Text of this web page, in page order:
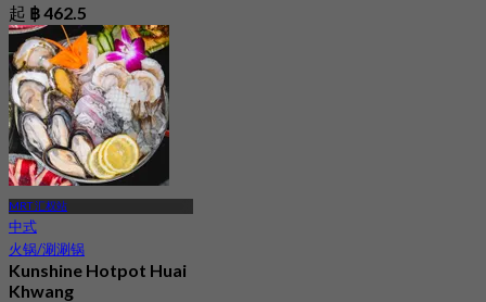
起 ฿ 462.5
MRT 汇权站
中式
火锅/涮涮锅
Kunshine Hotpot Huai
Khwang